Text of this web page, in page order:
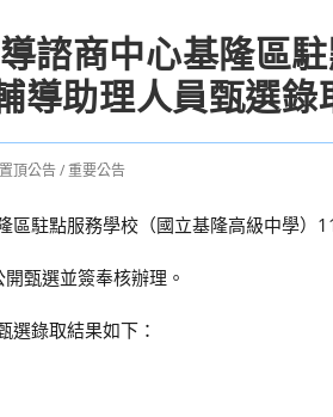
諮商中心基隆區
導助理人員甄選錄
置頂公告/重要公告
區駐點服務學校（國立基隆高級中學）
甄選並簽奉核辦理。
選錄取結果如下：